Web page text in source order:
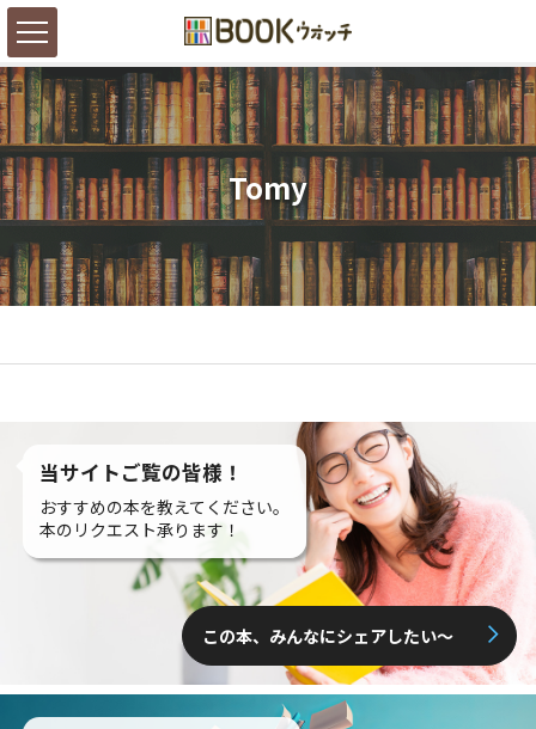
Tomy
当サイトご覧の皆様！
おすすめの本を教えてください。
本のリクエスト承ります！
この本、みんなにシェアしたい〜